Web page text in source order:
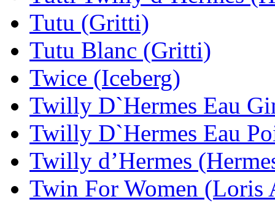
Tutu (Gritti)
Tutu Blanc (Gritti)
Twice (Iceberg)
Twilly D`Hermes Eau
Twilly D`Hermes Eau
Twilly d’Hermes
Twin For Women (Loris